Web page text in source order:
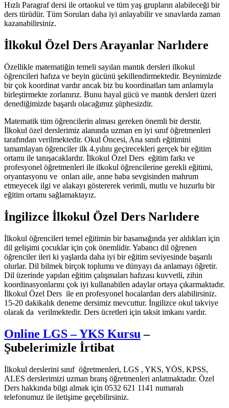
Hızlı Paragraf dersi ile ortaokul ve tüm yaş grupların alabileceği bir
ders türüdür. Tüm Soruları daha iyi anlayabilir ve sınavlarda zaman
kazanabilirsiniz.
İlkokul Özel Ders Arayanlar Narlıdere
Özellikle matematiğin temeli sayılan mantık dersleri ilkokul
öğrencileri hafıza ve beyin gücünü şekillendirmektedir. Beynimizde
bir çok koordinat vardır ancak biz bu koordinatları tam anlamıyla
birleştirmekte zorlanırız. Bunu hayal gücü ve mantık dersleri üzeri
denediğimizde başarılı olacağımız şüphesizdir.
Matematik tüm öğrencilerin alması gereken önemli bir derstir.
İlkokul özel derslerimiz alanında uzman en iyi sınıf öğretmenleri
tarafından verilmektedir. Okul Öncesi, Ana sınıfı eğitimini
tamamlayan öğrenciler ilk 4.yılını geçirecekleri gerçek bir eğitim
ortamı ile tanışacaklardır. İlkokul Özel Ders eğitim farkı ve
profesyonel öğretmenleri ile ilkokul öğrencilerine gerekli eğitimi,
oryantasyonu ve onları aile, anne baba sevgisinden mahrum
etmeyecek ilgi ve alakayı göstererek verimli, mutlu ve huzurlu bir
eğitim ortamı sağlamaktayız.
İngilizce İlkokul Özel Ders Narlıdere
İlkokul öğrencileri temel eğitimin bir basamağında yer aldıkları için
dil gelişimi çocuklar için çok önemlidir. Yabancı dil öğrenen
öğrenciler ileri ki yaşlarda daha iyi bir eğitim seviyesinde başarılı
olurlar. Dil bilmek birçok toplumu ve dünyayı da anlamayı öğretir.
Dil üzerinde yapılan eğitim çalışmaları hafızası kuvvetli, zihin
koordinasyonlarını çok iyi kullanabilen adaylar ortaya çıkarmaktadır.
İlkokul Özel Ders ile en profesyonel hocalardan ders alabilirsiniz.
15-20 dakikalık deneme dersimiz mevcuttur. İngilizce okul takviye
olarak da verilmektedir. Ders ücretleri için taksit imkanı vardır.
Online LGS – YKS Kursu –
Şubelerimizle İrtibat
İlkokul derslerini sınıf öğretmenleri, LGS , YKS, YÖS, KPSS,
ALES derslerimizi uzman branş öğretmenleri anlatmaktadır. Özel
Ders hakkında bilgi almak için 0532 621 1141 numaralı
telefonumuz ile iletişime geçebilirsiniz.